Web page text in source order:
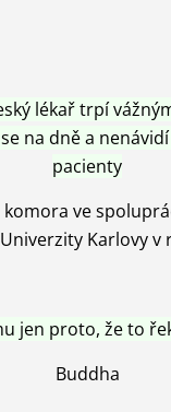
lékař trpí
na dně a
pacienty
komora ve
Karlovy v
jen proto, že to
Buddha